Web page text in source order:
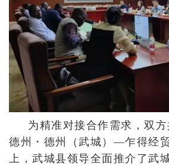
为精准对接合作需求，双
德州・德州（武城）—乍得经
上，武城县领导全面推介了武